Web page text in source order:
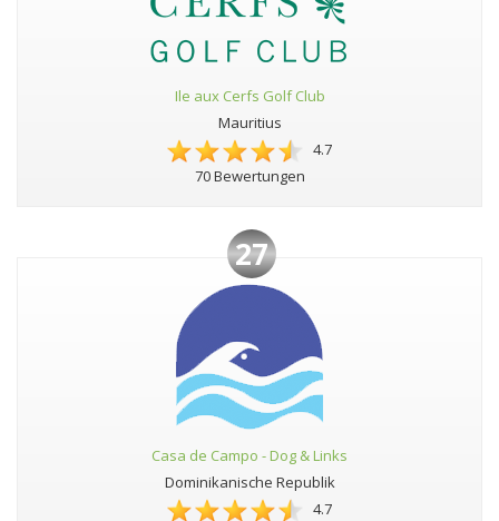
Ile aux Cerfs Golf Club
Mauritius
4.7
70 Bewertungen
27
Casa de Campo - Dog & Links
Dominikanische Republik
4.7